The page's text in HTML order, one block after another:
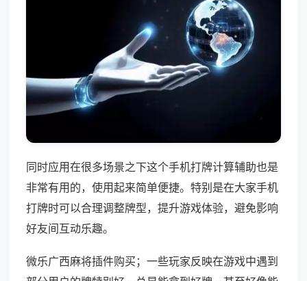
同时应用在很多场景之下这个手机打牌计算辅助也是
非常有用的，使用起来简单便捷。特别是在大家手机
打牌时可以合理调整牌型，提升游戏体验，避免影响
好友间互动乐趣。
微乐广西麻将插件购买；一些玩家反映在游戏中遇到